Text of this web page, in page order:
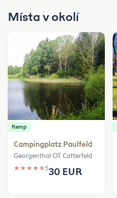
Místa v okolí
Kemp
Campingplatz Paulfeld
Georgenthal OT Catterfeld
★ ★ ★ ★ ★530 EUR